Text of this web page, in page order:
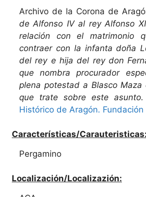
Archivo de la Corona de
de Alfonso IV al rey Alfonso
relación con el matrimonio
contraer con la infanta doña
del rey e hija del rey don
que nombra procurador
plena potestad a Blasco Maza
que trate sobre este asunto.
Histórico de Aragón. Fundación
Características/Carauteristicas:
Pergamino
Localización/Localizazión: